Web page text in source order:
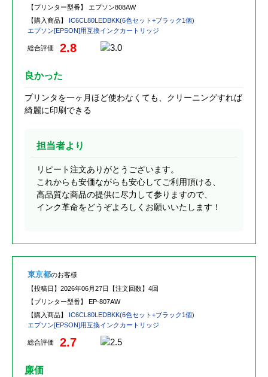
【プリンター型番】 エプソン808AW
【購入商品】 IC6CL80LEDBKK(6色セット+ブラック1個)
エプソン[EPSON]用互換インクカートリッジ
総合評価 2.8
良かった
プリンタを一ヶ月ほど使わなくても、クリーニングすれば
綺麗に印刷できる
担当者より
リピート注文ありがとうございます。
これからも安価ながらも安心してご利用頂ける、
高品質な商品の提供に尽力して参りますので、
インク革命をどうぞよろしくお願いいたします！
東京都のお客様
【投稿日】 2026年06月27日 【注文回数】 4回
【プリンター型番】 EP-807AW
【購入商品】 IC6CL80LEDBKK(6色セット+ブラック1個)
エプソン[EPSON]用互換インクカートリッジ
総合評価 2.7
廉価